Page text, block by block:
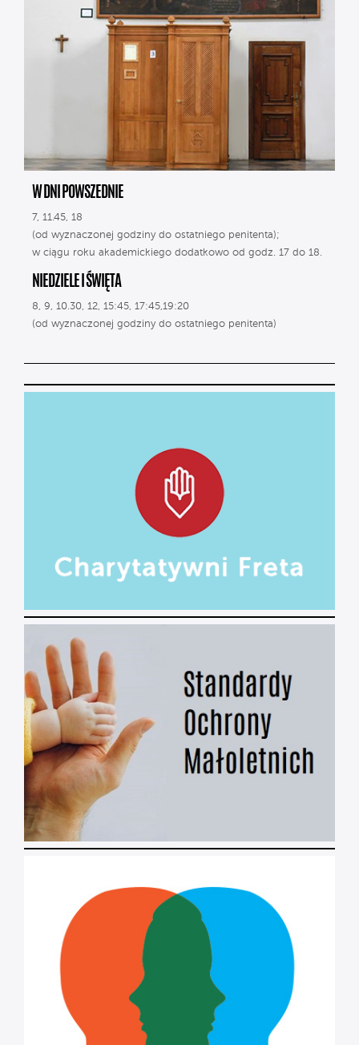
W DNI POWSZEDNIE
7, 11.45, 18
(od wyznaczonej godziny do ostatniego penitenta);
w ciągu roku akademickiego dodatkowo od godz. 17 do 18.
NIEDZIELE I ŚWIĘTA
8, 9, 10.30, 12, 15:45, 17:45,19:20
(od wyznaczonej godziny do ostatniego penitenta)